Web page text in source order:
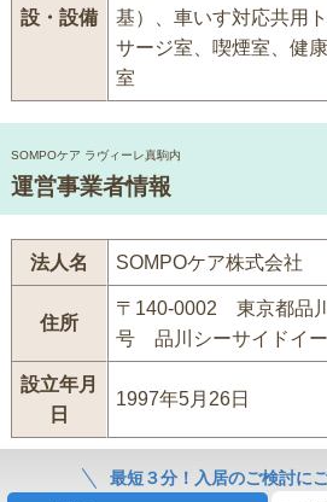
設・設備
基）、車いす対応共用
サージ室、喫煙室、健
室
SOMPOケア ラヴィーレ真駒内
運営事業者情報
法人名 SOMPOケア株式会社
住所
〒140-0002 東京都品
号 品川シーサイドイ
設立年月
日
1997年5月26日
最短３分！入居のご検討に